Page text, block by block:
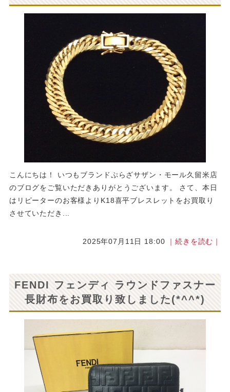
こんにちは！ いつもブランドぷらざサザン・モール久留米店
のブログをご覧いただきありがとうございます。 さて、本日
はリピーターのお客様よりK18喜平ブレスレットをお買取り
させていただき...
2025年07月11日 18:00 ｜続きを読む｜
FENDI フェンディ ラウンドファスナー
長財布をお買取り致しました(*^^*)